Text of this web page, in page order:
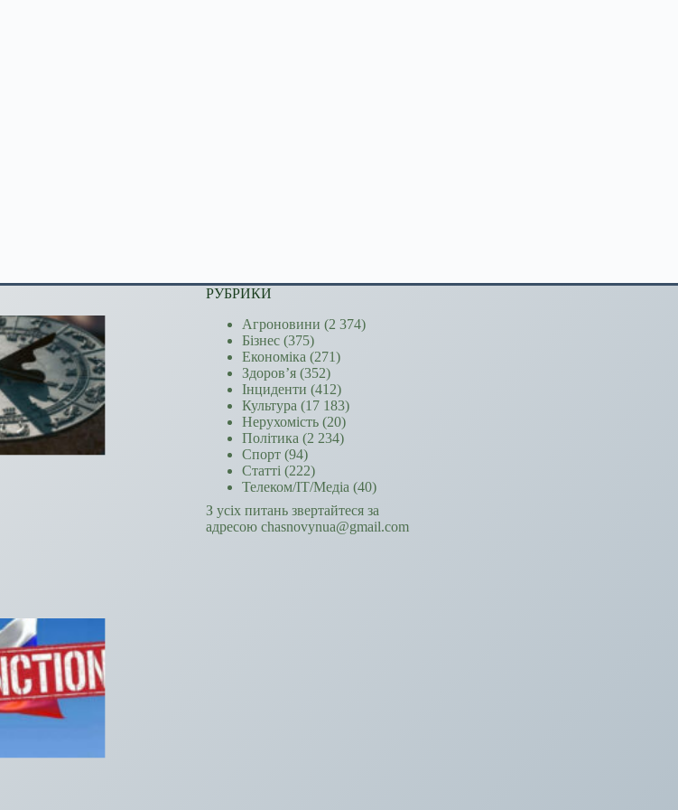
РУБРИКИ
Агроновини (2 374)
Бізнес (375)
Економіка (271)
Здоров’я (352)
Інциденти (412)
Культура (17 183)
Нерухомість (20)
Політика (2 234)
Спорт (94)
Статті (222)
Телеком/ІТ/Медіа (40)
З усіх питань звертайтеся за
адресою chasnovynua@gmail.com